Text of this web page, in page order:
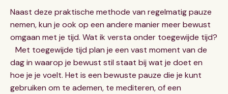
Naast deze praktische methode van regelmatig pauze
nemen, kun je ook op een andere manier meer bewust
omgaan met je tijd. Wat ik versta onder toegewijde tijd?
Met toegewijde tijd plan je een vast moment van de
dag in waarop je bewust stil staat bij wat je doet en
hoe je je voelt. Het is een bewuste pauze die je kunt
gebruiken om te ademen, te mediteren, of een